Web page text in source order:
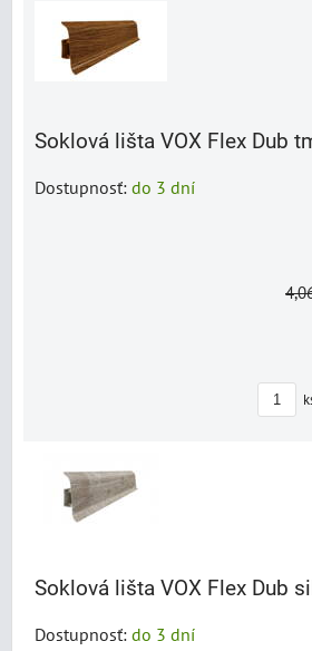
Soklová lišta VOX Flex Dub
Dostupnosť: do 3 dní
Soklová lišta VOX Flex Dub
Dostupnosť: do 3 dní